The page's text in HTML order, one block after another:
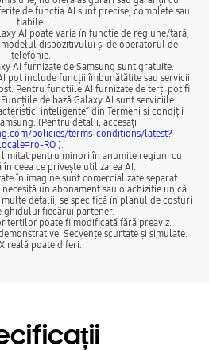
de funcția AI sunt precise, complete sau
fiabile.
AI poate varia în funcție de regiune/țară,
modelul dispozitivului și de operatorul de
telefonie.
AI furnizate de Samsung sunt gratuite.
pot include funcții îmbunătățite sau servicii
Pentru funcțiile AI furnizate de terți pot fi
de bază Galaxy AI sunt serviciile
inteligente” din Termeni și condiții
(Pentru detalii, accesați
policies/terms-conditions/latest?
locale=ro-RO ).
pentru minori în anumite regiuni cu
ceea ce privește utilizarea AI.
în imagine sunt comercializate separat.
un abonament sau o achiziție unică
detalii, se specifică în planul de costuri
ghidului fiecărui partener.
terților poate fi modificată fără preaviz.
Secvențe scurtate și simulate.
reală poate diferi.